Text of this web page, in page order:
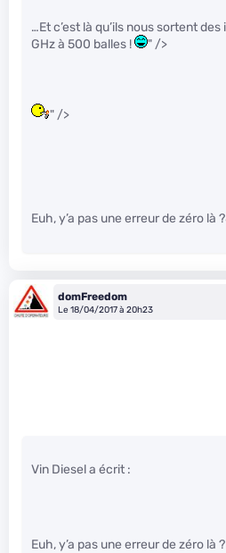
…Et c’est là qu’ils nous sortent
GHz à 500 balles !
" />
" />
Euh, y’a pas une erreur de zéro là
domFreedom
Le 18/04/2017 à 20h23
Vin Diesel a écrit :
Euh, y’a pas une erreur de zéro là ?